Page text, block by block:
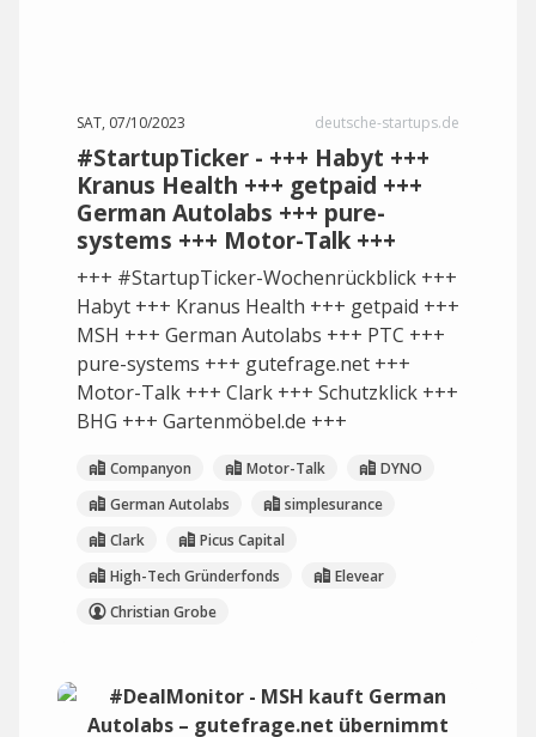
SAT, 07/10/2023 deutsche-startups.de
#StartupTicker - +++ Habyt +++
Kranus Health +++ getpaid +++
German Autolabs +++ pure-
systems +++ Motor-Talk +++
+++ #StartupTicker-Wochenrückblick +++
Habyt +++ Kranus Health +++ getpaid +++
MSH +++ German Autolabs +++ PTC +++
pure-systems +++ gutefrage.net +++
Motor-Talk +++ Clark +++ Schutzklick +++
BHG +++ Gartenmöbel.de +++
Companyon Motor-Talk
DYNO
German Autolabs
simplesurance
Clark
Picus Capital
High-Tech Gründerfonds
Elevear
Christian Grobe